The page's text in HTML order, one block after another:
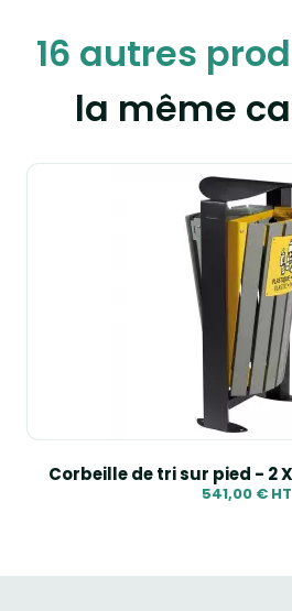
16 autres
la même
Corbeille de tri sur pied - 2 X
541,00 € HT